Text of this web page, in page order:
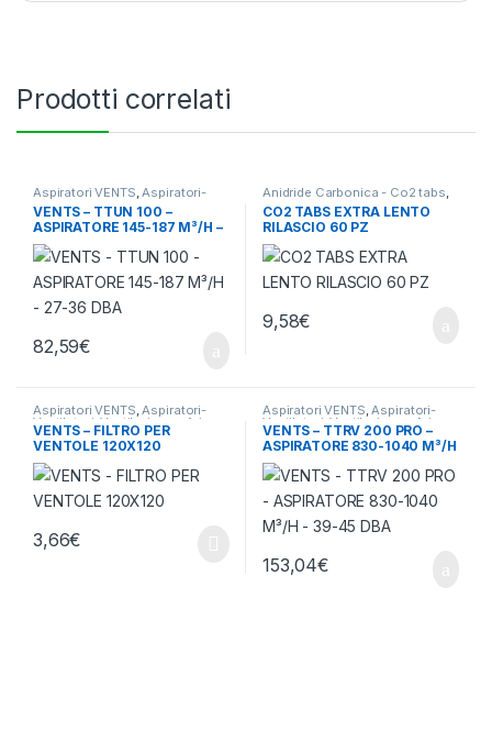
Prodotti correlati
Aspiratori VENTS Aspiratori-
Ventilatori ,Ventilazione - Aria
VENTS – TTUN 100 –
ASPIRATORE 145-187 M³/H –
27-36 DBA
82,59€
Anidride Carbonica - Co2 tabs
Ventilazione - Aria
CO2 TABS EXTRA LENTO
RILASCIO 60 PZ
9,58€
Aspiratori VENTS,Aspiratori-
Ventilatori,Ventilazione - Aria
VENTS – FILTRO PER
VENTOLE 120X120
3,66€
Aspiratori VENTS,Aspiratori-
Ventilatori,Ventilazione - Aria
VENTS – TTRV 200 PRO –
ASPIRATORE 830-1040 M³/H
– 39-45 DBA
153,04€